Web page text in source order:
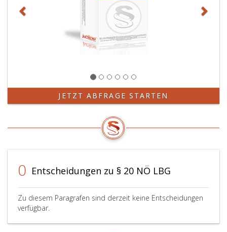
JETZT ABFRAGE STARTEN
0 Entscheidungen zu § 20 NÖ LBG
Zu diesem Paragrafen sind derzeit keine Entscheidungen
verfügbar.